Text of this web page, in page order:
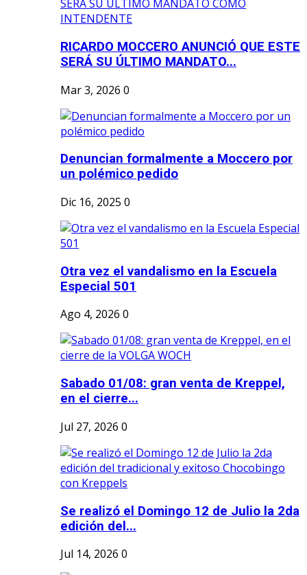
RICARDO MOCCERO ANUNCIÓ QUE ESTE
SERÁ SU ÚLTIMO MANDATO...
Mar 3, 2026 0
Denuncian formalmente a Moccero por
un polémico pedido
Dic 16, 2025 0
Otra vez el vandalismo en la Escuela
Especial 501
Ago 4, 2026 0
Sabado 01/08: gran venta de Kreppel,
en el cierre...
Jul 27, 2026 0
Se realizó el Domingo 12 de Julio la 2da
edición del...
Jul 14, 2026 0